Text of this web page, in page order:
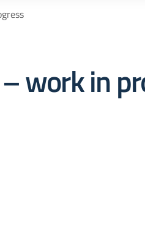
work in